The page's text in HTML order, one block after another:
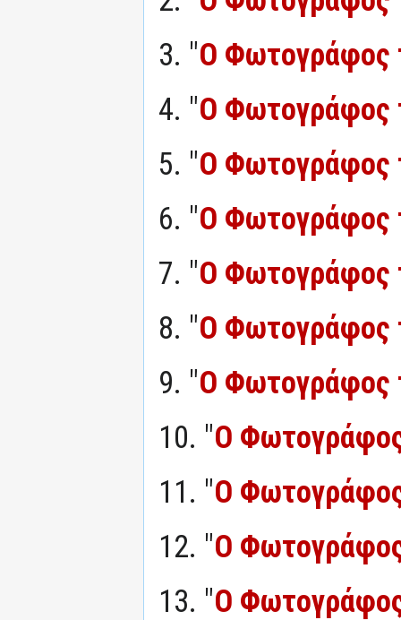
3. "Ο Φωτογράφος
4. "Ο Φωτογράφος
5. "Ο Φωτογράφος
6. "Ο Φωτογράφος
7. "Ο Φωτογράφος
8. "Ο Φωτογράφος
9. "Ο Φωτογράφος
10. "Ο
11. "Ο
12. "Ο
13. "Ο